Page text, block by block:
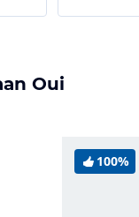
Oui
100%